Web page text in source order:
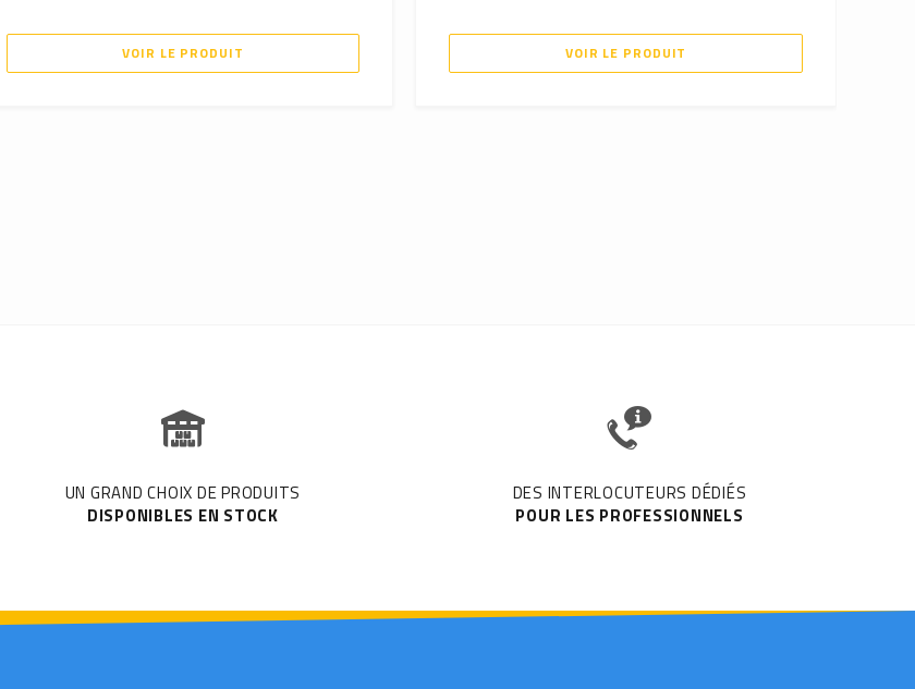
VOIR LE PRODUIT VOIR LE PRODUIT
UN GRAND CHOIX DE PRODUITS
DISPONIBLES EN STOCK
DES INTERLOCUTEURS DÉDIÉS
POUR LES PROFESSIONNELS